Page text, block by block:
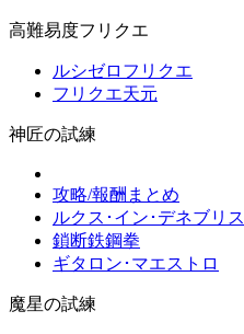
高難易度フリクエ
ルシゼロフリクエ
フリクエ天元
神匠の試練
攻略/報酬まとめ
ルクス･イン･デネブリス
鎖断鉄鋼拳
ギタロン･マエストロ
魔星の試練